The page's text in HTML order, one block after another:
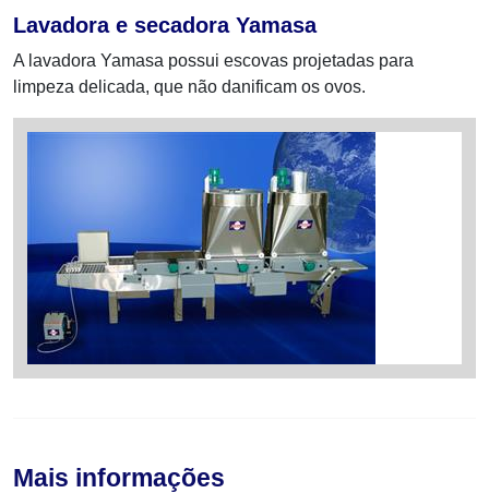
Lavadora e secadora Yamasa
A lavadora Yamasa possui escovas projetadas para
limpeza delicada, que não danificam os ovos.
Mais informações